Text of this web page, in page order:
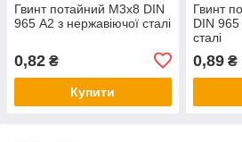
Гвинт потайний М3х8 DIN
965 А2 з нержавіючої сталі
0,82 ₴
Купити
Гвинт
DIN 965
сталі
0,89₴